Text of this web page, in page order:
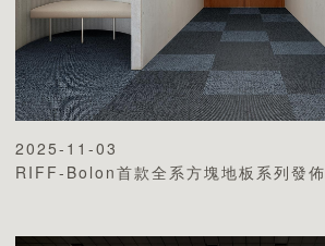
2025-11-03
RIFF-Bolon首款全系方塊地板系列發佈